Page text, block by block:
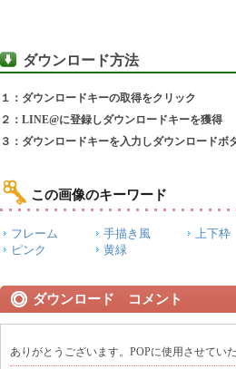
ダウンロード方法
１：ダウンロードキーの取得をクリック
２：LINE@に登録しダウンロードキーを獲得
３：ダウンロードキーを入力しダウンロードボ
この画像のキーワード
フレーム 手描き風 上下枠
ピンク
黄緑
ダウンロード コメント
ありがとうございます。POPに使用させてい